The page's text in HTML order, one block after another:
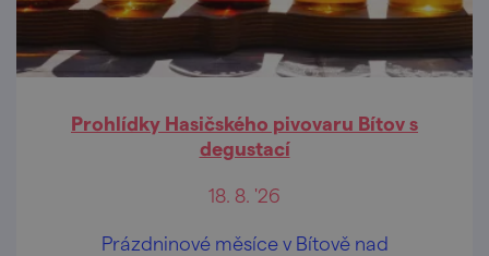
Prohlídky Hasičského pivovaru Bítov s
degustací
18. 8. '26
Prázdninové měsíce v Bítově nad